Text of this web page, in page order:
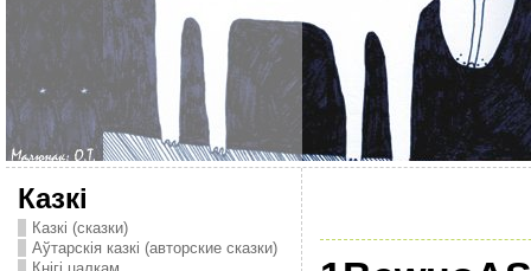
Казкі
Казкі (сказки)
Аўтарскія казкі (авторские сказки)